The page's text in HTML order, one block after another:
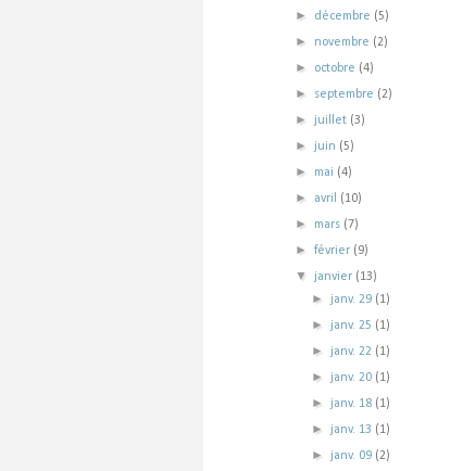
► décembre (5)
► novembre (2)
► octobre (4)
► septembre (2)
► juillet (3)
► juin (5)
► mai (4)
► avril (10)
► mars (7)
►février (9)
▼ janvier (13)
► janv. 29 (1)
► janv. 25 (1)
► janv. 22 (1)
► janv. 20 (1)
► janv. 18 (1)
► janv. 13 (1)
► janv. 09 (2)